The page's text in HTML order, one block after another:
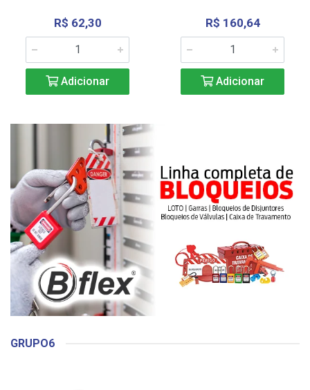
R$ 62,30
Adicionar
R$ 160,64
Adicionar
GRUPO6